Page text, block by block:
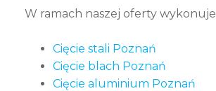
W ramach naszej oferty
Cięcie stali Poznań
Cięcie blach Poznań
Cięcie aluminium Poznań